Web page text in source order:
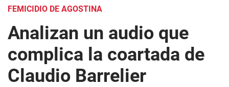
FEMICIDIO DE AGOSTINA
Analizan un audio que
complica la coartada de
Claudio Barrelier